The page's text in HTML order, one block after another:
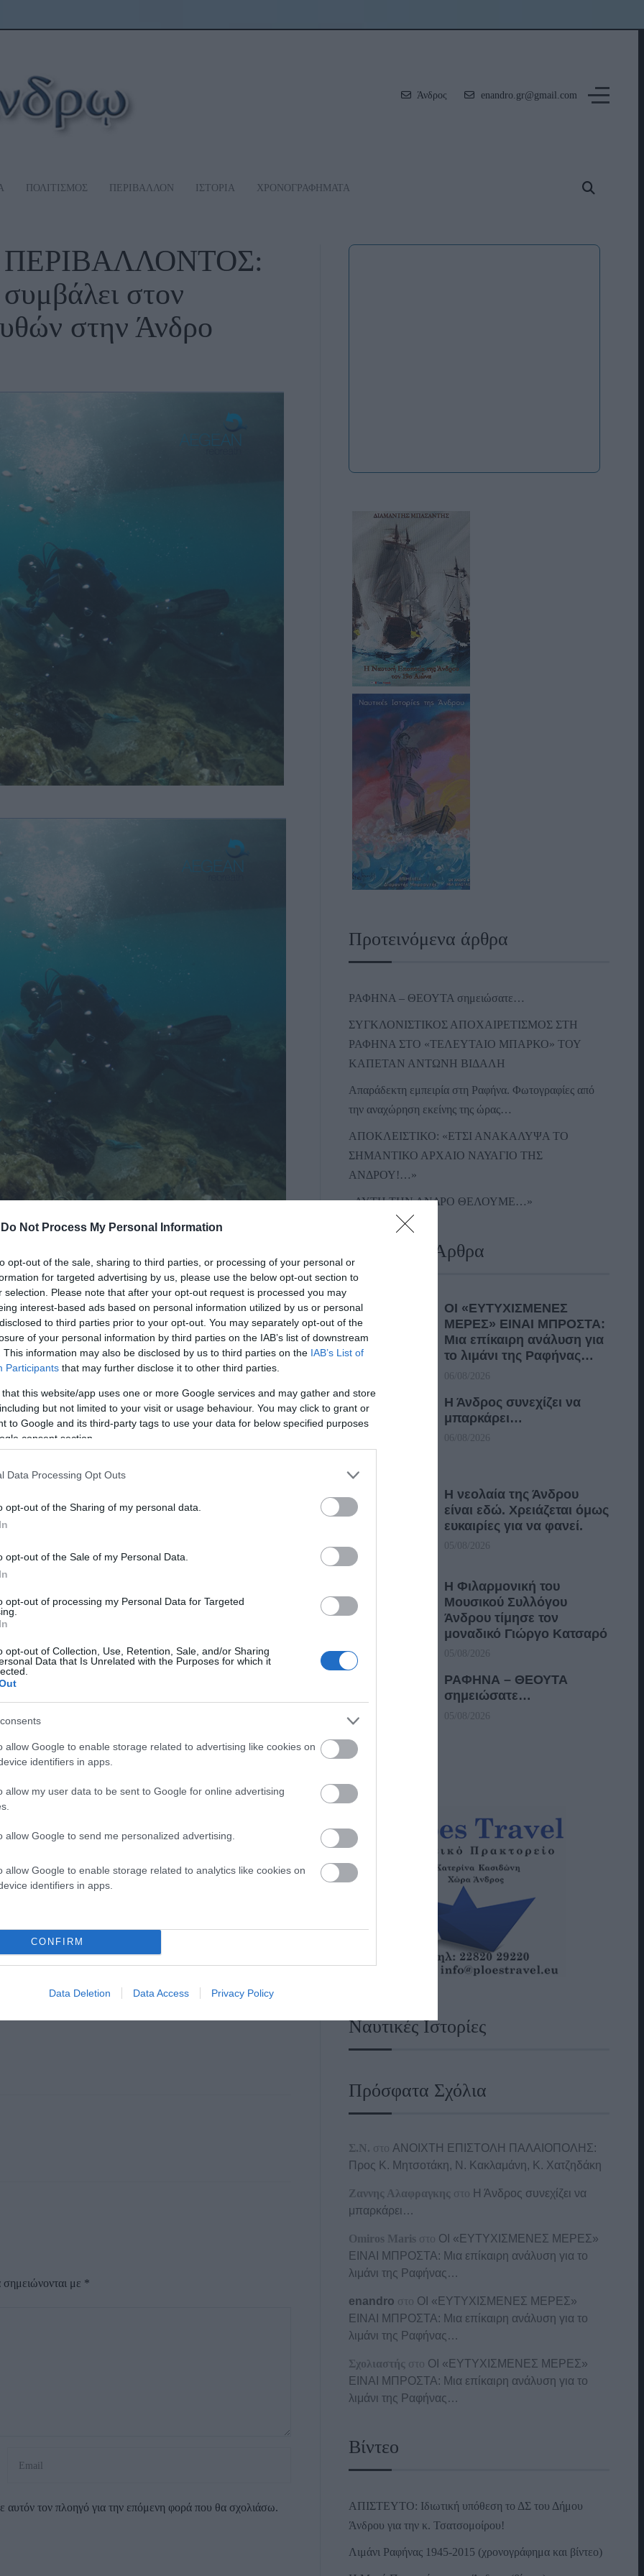
Do Not Process My Personal Information
opt-out of the sale, sharing to third parties, or processing of your personal or
for targeted advertising by us, please use the below opt-out section to
selection. Please note that after your opt-out request is processed you may
interest-based ads based on personal information utilized by us or personal
to third parties prior to your opt-out. You may separately opt-out of the
of your personal information by third parties on the IAB’s list of downstream
This information may also be disclosed by us to third parties on the IAB’s List of
Participants that may further disclose it to other third parties.
that this website/app uses one or more Google services and may gather and store
but not limited to your visit or usage behaviour. You may click to grant or
to Google and its third-party tags to use your data for below specified purposes
consent section.
Data Processing Opt Outs
opt-out of the Sharing of my personal data.
opt-out of the Sale of my Personal Data.
opt-out of processing my Personal Data for Targeted
opt-out of Collection, Use, Retention, Sale, and/or Sharing
Data that Is Unrelated with the Purposes for which it
allow Google to enable storage related to advertising like cookies on
identifiers in apps.
allow my user data to be sent to Google for online advertising
allow Google to send me personalized advertising.
allow Google to enable storage related to analytics like cookies on
identifiers in apps.
CONFIRM
Data Deletion Data Access Privacy Policy
Άνδρος enandro.gr@gmail.com
ΠΟΛΙΤΙΣΜΟΣ ΠΕΡΙΒΑΛΛΟΝ ΙΣΤΟΡΙΑ ΧΡΟΝΟΓΡΑΦΗΜΑΤΑ
στον
στην Άνδρο
βυθού στην Άνδρο
περιβάλλοντος έτους 2024».
να εορτάζεται ως Παγκόσμια Ημέρα Περιβάλλοντος σε
(Ο.Η.Ε.) με στόχο την ενημέρωση,
περιβαλλοντικής συνείδησης των πολιτών.
θαλασσών και των ακτών μας απαιτεί κοινή
και πρακτική έχει αποδείξει ότι η θαλάσσια
ολοκληρωμένου σχεδιασμού που να βασίζεται
με τη συλλογική και συντονισμένη προσπάθεια
δημοσίευση του συνημμένου
που αφορά στον εορτασμό της Παγκόσμιας
φυλλαδίου του Υ.ΝΑ.Ν.Π.,
μας στη σημασία του εθελοντισμού και στο
φυσικού περιβάλλοντος πρέπει να είναι πλέον
της ζωής μας αλλά και των γενεών που
έλαβαν χώρα οι ακόλουθες δράσεις:
με τον οργανισμό HELMEPA, καθώς και την
Σχολείου Γαυρίου Άνδρου
βυθού του λιμένα Γαυρίου.
της παραλίας Νημπορειό Άνδρου.
έως 12:00, διεξήχθηκαθαρισμός στην παραλία
μας, σε συνεργασία με εκπαιδευτικούς και
, στους οποίους κοινοποιείται το παρόν
περισσότερων κάδων απορριμμάτων στις
της Άνδρου και καθημερινή τακτική αποκομιδή
και στην προστασία του θαλάσσιου και παράκτιου
με *
τον πλοηγό για την επόμενη φορά που θα σχολιάσω.
Προτεινόμενα άρθρα
ΡΑΦΗΝΑ – ΘΕΟΥΤΑ σημειώσατε…
ΣΥΓΚΛΟΝΙΣΤΙΚΟΣ ΑΠΟΧΑΙΡΕΤΙΣΜΟΣ ΣΤΗ
ΡΑΦΗΝΑ ΣΤΟ «ΤΕΛΕΥΤΑΙΟ ΜΠΑΡΚΟ» ΤΟΥ
ΚΑΠΕΤΑΝ ΑΝΤΩΝΗ ΒΙΔΑΛΗ
Απαράδεκτη εμπειρία στη Ραφήνα. Φωτογραφίες από
την αναχώρηση εκείνης της ώρας…
ΑΠΟΚΛΕΙΣΤΙΚΟ: «ΕΤΣΙ ΑΝΑΚΑΛΥΨΑ ΤΟ
ΣΗΜΑΝΤΙΚΟ ΑΡΧΑΙΟ ΝΑΥΑΓΙΟ ΤΗΣ
ΑΝΔΡΟΥ!…»
«ΑΥΤΗ ΤΗΝ ΑΝΔΡΟ ΘΕΛΟΥΜΕ…»
Πρόσφατα Άρθρα
ΟΙ «ΕΥΤΥΧΙΣΜΕΝΕΣ
ΜΕΡΕΣ» ΕΙΝΑΙ ΜΠΡΟΣΤΑ:
Μια επίκαιρη ανάλυση για
το λιμάνι της Ραφήνας…
06/08/2026
Η Άνδρος συνεχίζει να
μπαρκάρει…
06/08/2026
Η νεολαία της Άνδρου
είναι εδώ. Χρειάζεται όμως
ευκαιρίες για να φανεί.
05/08/2026
Η Φιλαρμονική του
Μουσικού Συλλόγου
Άνδρου τίμησε τον
μοναδικό Γιώργο Κατσαρό
05/08/2026
ΡΑΦΗΝΑ – ΘΕΟΥΤΑ
σημειώσατε…
05/08/2026
Ναυτικές Ιστορίες
Πρόσφατα Σχόλια
Σ.Ν. στοΑΝΟΙΧΤΗ ΕΠΙΣΤΟΛΗ ΠΑΛΑΙΟΠΟΛΗΣ:
Προς K. Μητσοτάκη, N. Κακλαμάνη, K. Χατζηδάκη
Ζαννης Αλαφραγκης στο Η Άνδρος συνεχίζει να
μπαρκάρει…
Omiros Maris στο ΟΙ «ΕΥΤΥΧΙΣΜΕΝΕΣ ΜΕΡΕΣ»
ΕΙΝΑΙ ΜΠΡΟΣΤΑ: Μια επίκαιρη ανάλυση για το
λιμάνι της Ραφήνας…
enandro στο ΟΙ «ΕΥΤΥΧΙΣΜΕΝΕΣ ΜΕΡΕΣ»
ΕΙΝΑΙ ΜΠΡΟΣΤΑ: Μια επίκαιρη ανάλυση για το
λιμάνι της Ραφήνας…
Σχολιαστής στο ΟΙ «ΕΥΤΥΧΙΣΜΕΝΕΣ ΜΕΡΕΣ»
ΕΙΝΑΙ ΜΠΡΟΣΤΑ: Μια επίκαιρη ανάλυση για το
λιμάνι της Ραφήνας…
Βίντεο
ΑΠΙΣΤΕΥΤΟ: Ιδιωτική υπόθεση το ΔΣ του Δήμου
Άνδρου για την κ. Τσατσομοίρου!
Λιμάνι Ραφήνας 1945-2015 (χρονογράφημα και βίντεο)